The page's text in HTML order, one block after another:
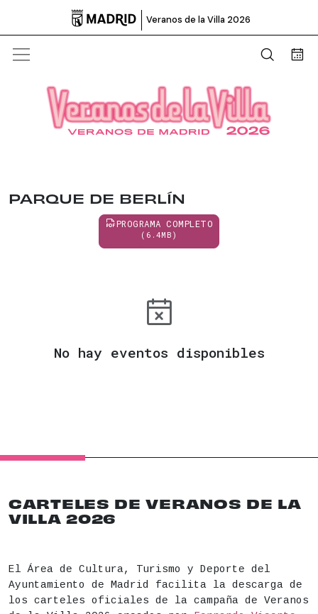
 Veranos de la Villa 2026
Abrir
PARQUE DE BERLÍN
PROGRAMA COMPLETO
(6.4MB)
No hay eventos disponibles
CARTELES DE VERANOS DE LA
VILLA 2026
El Área de Cultura, Turismo y Deporte del
Ayuntamiento de Madrid facilita la descarga de
los carteles oficiales de la campaña de Veranos